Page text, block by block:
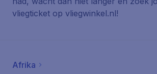
vliegticket op vliegwinkel.nl!
Afrika